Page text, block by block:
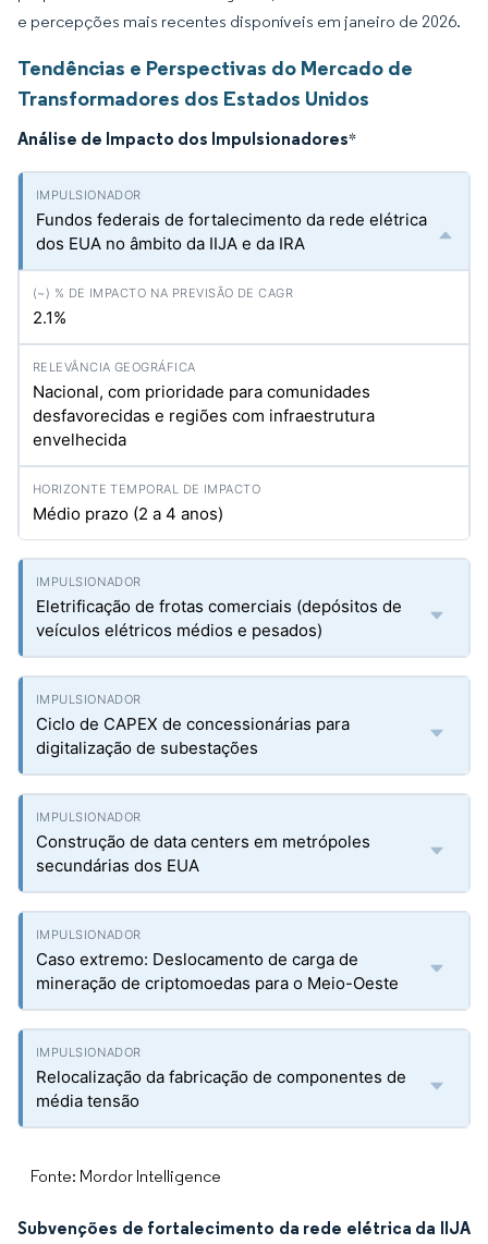
e percepções mais recentes disponíveis em janeiro de 2026.
Tendências e Perspectivas do Mercado de
Transformadores dos Estados Unidos
Análise de Impacto dos Impulsionadores*
Fundos federais de fortalecimento da rede elétrica
dos EUA no âmbito da IIJA e da IRA
2.1%
Nacional, com prioridade para comunidades
desfavorecidas e regiões com infraestrutura
envelhecida
Médio prazo (2 a 4 anos)
Eletrificação de frotas comerciais (depósitos de
veículos elétricos médios e pesados)
Ciclo de CAPEX de concessionárias para
digitalização de subestações
Construção de data centers em metrópoles
secundárias dos EUA
Caso extremo: Deslocamento de carga de
mineração de criptomoedas para o Meio-Oeste
Relocalização da fabricação de componentes de
média tensão
Fonte: Mordor Intelligence
Subvenções de fortalecimento da rede elétrica da IIJA